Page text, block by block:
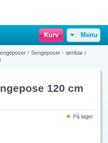
Kurv Menu
/ Sengeposer - tømbar /
120 cm
På lager